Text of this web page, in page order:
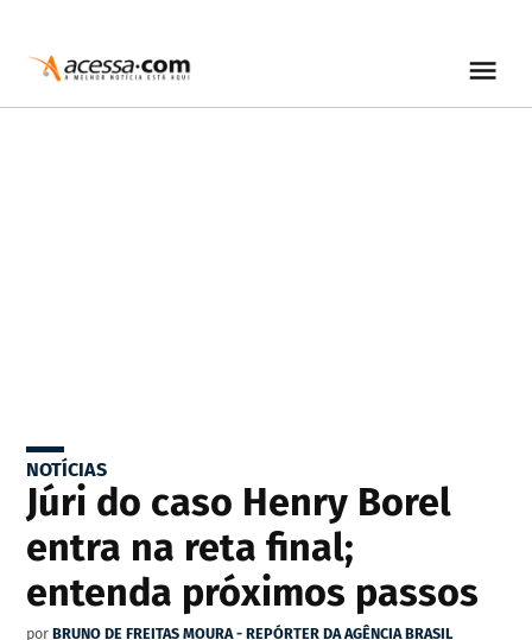
NOTÍCIAS
Júri do caso Henry Borel
entra na reta final;
entenda próximos passos
por BRUNO DE FREITAS MOURA - REPÓRTER DA AGÊNCIA BRASIL